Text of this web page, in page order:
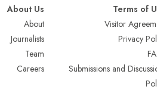
Terms of
Visitor
Privacy
Submissions and
About Us
About
Journalists
Team
Careers